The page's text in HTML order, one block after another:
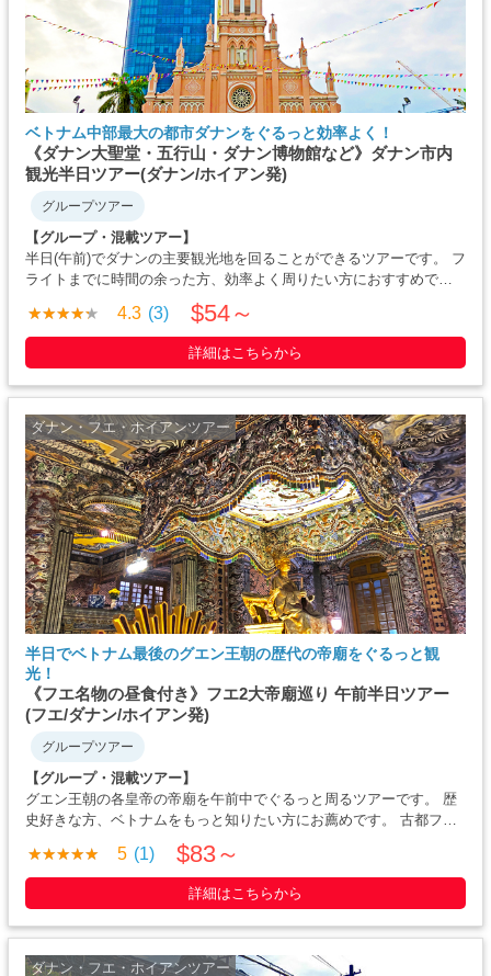
ベトナム中部最大の都市ダナンをぐるっと効率よく！
《ダナン大聖堂・五行山・ダナン博物館など》ダナン市内
観光半日ツアー(ダナン/ホイアン発)
グループツアー
【グループ・混載ツアー】
半日(午前)でダナンの主要観光地を回ることができるツアーです。 フ
ライトまでに時間の余った方、効率よく周りたい方におすすめで
す。 ダナン市は元々は小さな漁村で、ホイアンでの南蛮貿易が活躍
しており、ダナンは田舎でした。18世紀には貿易の拠点であったホ
イアン港がトゥボン川上流から・・・・・
4.3 (3) $54～
詳細はこちらから
ダナン・フエ・ホイアンツアー
半日でベトナム最後のグエン王朝の歴代の帝廟をぐるっと観
光！
《フエ名物の昼食付き》フエ2大帝廟巡り 午前半日ツアー
(フエ/ダナン/ホイアン発)
グループツアー
【グループ・混載ツアー】
グエン王朝の各皇帝の帝廟を午前中でぐるっと周るツアーです。 歴
史好きな方、ベトナムをもっと知りたい方にお薦めです。 古都フエ
の郷愁漂う姿と共存する歴史的建築物は、かつてのユネスコ事務局
長も「賞賛すべき建築上のポエム」と大絶賛し、世界中から大勢の
お客様が歴史と複数の国の・・・・・
5 (1) $83～
詳細はこちらから
ダナン・フエ・ホイアンツアー